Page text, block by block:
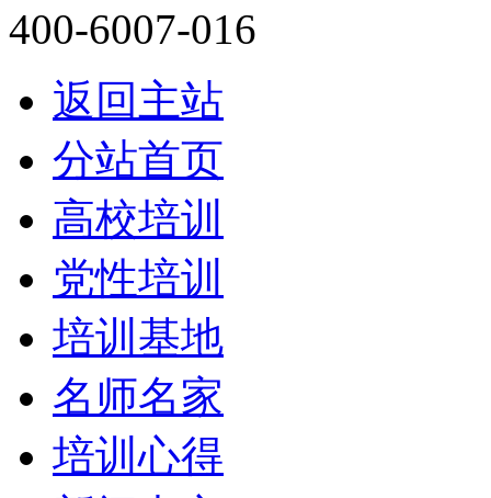
400-6007-016
返回主站
分站首页
高校培训
党性培训
培训基地
名师名家
培训心得